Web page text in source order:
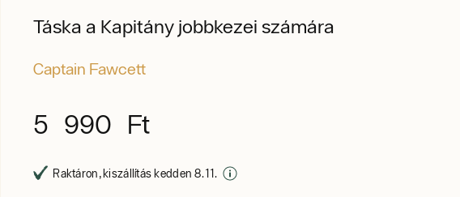
Táska a Kapitány jobbkezei számára
Captain Fawcett
5 990 Ft
Raktáron, kiszállítás kedden 8. 11.